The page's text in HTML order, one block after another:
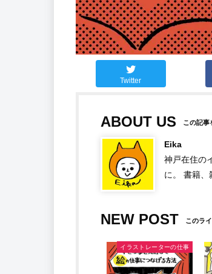
Twitter
ABOUT US
Eika
神戸在住の
に。 書籍、
NEW POST
イラストレーターの仕事